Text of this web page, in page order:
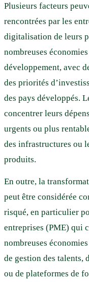
Plusieurs facteurs
rencontrées par les
digitalisation de leurs
nombreuses
développement, avec
des priorités
des pays développés.
concentrer leurs
urgents ou plus
des infrastructures ou
produits.
En outre, la
peut être considérée
risqué, en particulier
entreprises (PME) qui
nombreuses
de gestion des talents,
ou de plateformes de